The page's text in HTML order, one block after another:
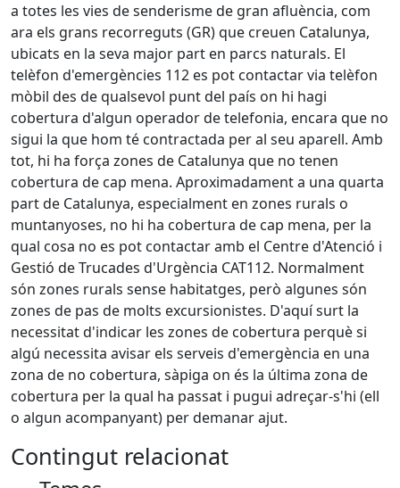
a totes les vies de senderisme de gran afluència, com
ara els grans recorreguts (GR) que creuen Catalunya,
ubicats en la seva major part en parcs naturals. El
telèfon d'emergències 112 es pot contactar via telèfon
mòbil des de qualsevol punt del país on hi hagi
cobertura d'algun operador de telefonia, encara que no
sigui la que hom té contractada per al seu aparell. Amb
tot, hi ha força zones de Catalunya que no tenen
cobertura de cap mena. Aproximadament a una quarta
part de Catalunya, especialment en zones rurals o
muntanyoses, no hi ha cobertura de cap mena, per la
qual cosa no es pot contactar amb el Centre d'Atenció i
Gestió de Trucades d'Urgència CAT112. Normalment
són zones rurals sense habitatges, però algunes són
zones de pas de molts excursionistes. D'aquí surt la
necessitat d'indicar les zones de cobertura perquè si
algú necessita avisar els serveis d'emergència en una
zona de no cobertura, sàpiga on és la última zona de
cobertura per la qual ha passat i pugui adreçar-s'hi (ell
o algun acompanyant) per demanar ajut.
Contingut relacionat